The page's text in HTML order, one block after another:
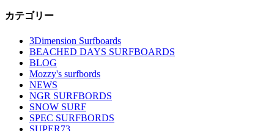
カテゴリー
3Dimension Surfboards
BEACHED DAYS SURFBOARDS
BLOG
Mozzy's surfbords
NEWS
NGR SURFBORDS
SNOW SURF
SPEC SURFBORDS